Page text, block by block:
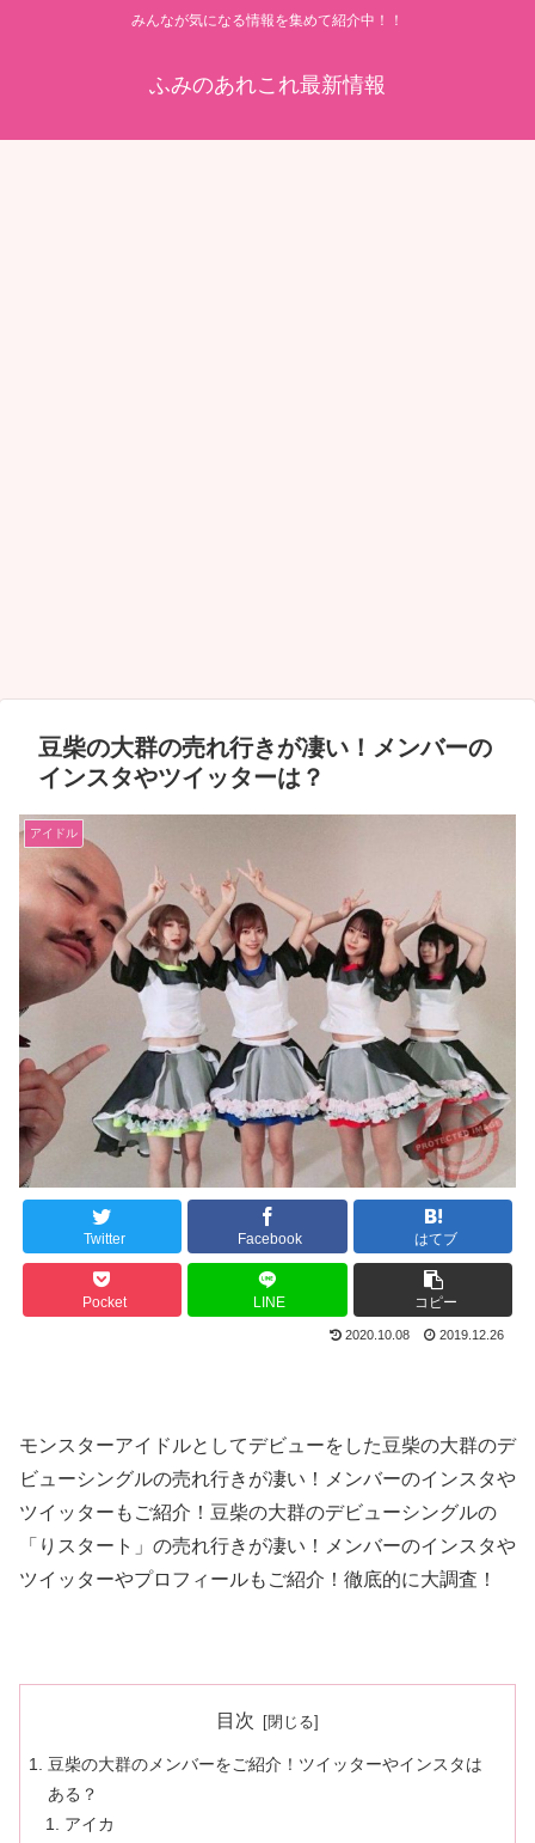
みんなが気になる情報を集めて紹介中！！
ふみのあれこれ最新情報
豆柴の大群の売れ行きが凄い！メンバーの
インスタやツイッターは？
アイドル
Twitter Facebook はてブ
Pocket LINE コピー
2020.10.08 2019.12.26
モンスターアイドルとしてデビューをした豆柴の大群のデ
ビューシングルの売れ行きが凄い！メンバーのインスタや
ツイッターもご紹介！豆柴の大群のデビューシングルの
「りスタート」の売れ行きが凄い！メンバーのインスタや
ツイッターやプロフィールもご紹介！徹底的に大調査！
目次
豆柴の大群のメンバーをご紹介！ツイッターやインスタは
ある？
アイカ